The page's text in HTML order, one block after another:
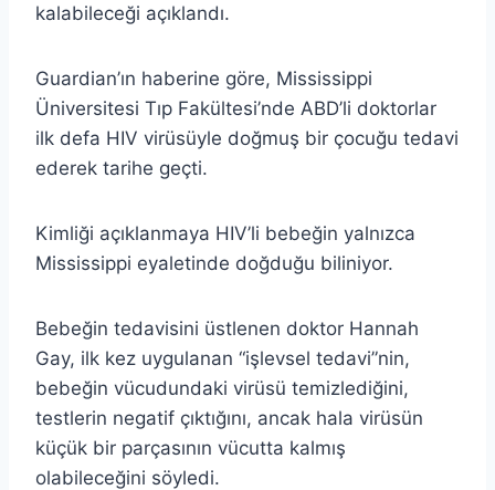
kalabileceği açıklandı.
Guardian’ın haberine göre, Mississippi
Üniversitesi Tıp Fakültesi’nde ABD’li doktorlar
ilk defa HIV virüsüyle doğmuş bir çocuğu tedavi
ederek tarihe geçti.
Kimliği açıklanmaya HIV’li bebeğin yalnızca
Mississippi eyaletinde doğduğu biliniyor.
Bebeğin tedavisini üstlenen doktor Hannah
Gay, ilk kez uygulanan “işlevsel tedavi”nin,
bebeğin vücudundaki virüsü temizlediğini,
testlerin negatif çıktığını, ancak hala virüsün
küçük bir parçasının vücutta kalmış
olabileceğini söyledi.